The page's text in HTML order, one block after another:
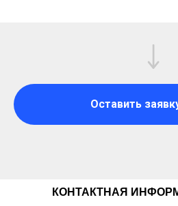
Оставить
КОНТАКТНАЯ